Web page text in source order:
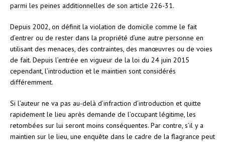
parmi les peines additionnelles de son article 226-31.
Depuis 2002, on définit la violation de domicile comme le fait
d’entrer ou de rester dans la propriété d’une autre personne en
utilisant des menaces, des contraintes, des manœuvres ou de voies
de fait. Depuis l’entrée en vigueur de la loi du 24 juin 2015
cependant, l’introduction et le maintien sont considérés
différemment.
Si l’auteur ne va pas au-delà d’infraction d’introduction et quitte
rapidement le lieu après demande de l’occupant légitime, les
retombées sur lui seront moins conséquentes. Par contre, s’il y a
maintien sur le lieu, une enquête dans le cadre de la flagrance peut